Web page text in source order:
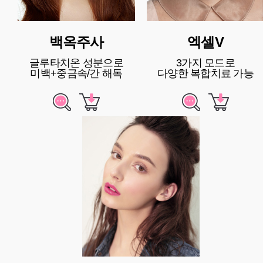
백옥주사
글루타치온 성분으로
미백+중금속/간 해독
엑셀V
3가지 모드로
다양한 복합치료 가능